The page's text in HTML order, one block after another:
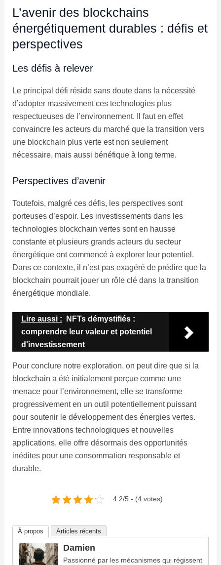
L’avenir des blockchains
énergétiquement durables : défis et
perspectives
Les défis à relever
Le principal défi réside sans doute dans la nécessité
d’adopter massivement ces technologies plus
respectueuses de l’environnement. Il faut en effet
convaincre les acteurs du marché que la transition vers
une blockchain plus verte est non seulement
nécessaire, mais aussi bénéfique à long terme.
Perspectives d’avenir
Toutefois, malgré ces défis, les perspectives sont
porteuses d’espoir. Les investissements dans les
technologies blockchain vertes sont en hausse
constante et plusieurs grands acteurs du secteur
énergétique ont commencé à explorer leur potentiel.
Dans ce contexte, il n’est pas exagéré de prédire que la
blockchain pourrait jouer un rôle clé dans la transition
énergétique mondiale.
Lire aussi :
NFTs démystifiés :
comprendre leur valeur et potentiel
d'investissement
Pour conclure notre exploration, on peut dire que si la
blockchain a été initialement perçue comme une
menace pour l’environnement, elle se transforme
progressivement en un outil potentiellement puissant
pour soutenir le développement des énergies vertes.
Entre innovations technologiques et nouvelles
applications, elle offre désormais des opportunités
inédites pour une consommation responsable et
durable.
4.2/5 - (4 votes)
À propos Articles récents
Damien
Passionné par les mécanismes qui régissent